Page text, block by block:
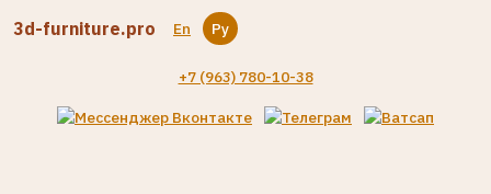
3d-furniture.pro En Ру
+7 (963) 780-10-38